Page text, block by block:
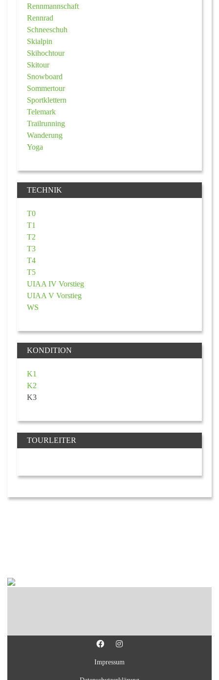
Rennmannschaft
Rennrad
Schneeschuh
Skialpin
Skihochtour
Skitour
Snowboard
Sommertour
Sportklettern
Telemark
Trailrunning
Wanderung
Yoga
TECHNIK
T0
T1
T2
T3
T4
T5
UIAA IV Vorstieg
UIAA V Vorstieg
WS
KONDITION
K1
K2
K3
TOURLEITER
Impressum